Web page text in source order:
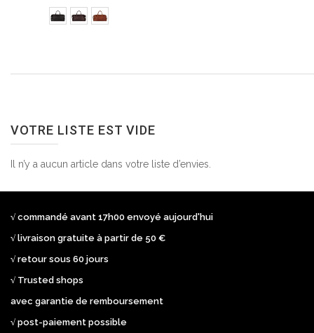
VOTRE LISTE EST VIDE
Il n’y a aucun article dans votre liste d’envies.
√ commandé avant 17h00 envoyé aujourd'hui
√ livraison gratuite à partir de 50 €
√ retour sous 60 jours
√ Trusted shops
avec garantie de remboursement
√ post-paiement possible